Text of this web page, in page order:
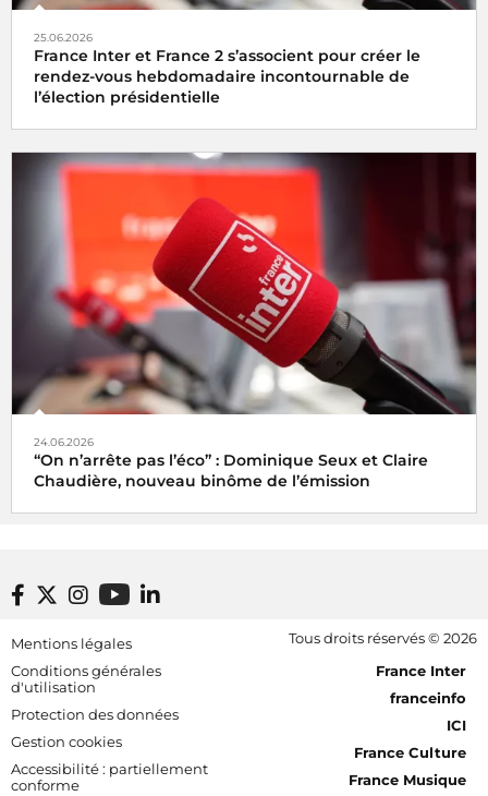
25.06.2026
France Inter et France 2 s’associent pour créer le
rendez-vous hebdomadaire incontournable de
l’élection présidentielle
24.06.2026
“On n’arrête pas l’éco” : Dominique Seux et Claire
Chaudière, nouveau binôme de l’émission
Footer bottom
Mentions légales
Conditions générales
d'utilisation
Protection des données
Gestion cookies
Accessibilité : partiellement
conforme
Tous droits réservés © 2026
[RDF] Pied de page - Mobile
France Inter
franceinfo
ICI
France Culture
France Musique